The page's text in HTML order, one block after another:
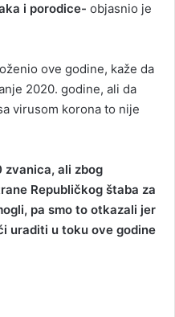
i porodice- objasnio je
ove godine, kaže da
2020. godine, ali da
virusom korona to nije
zvanica, ali zbog
Republičkog štaba za
pa smo to otkazali jer
uraditi u toku ove godine